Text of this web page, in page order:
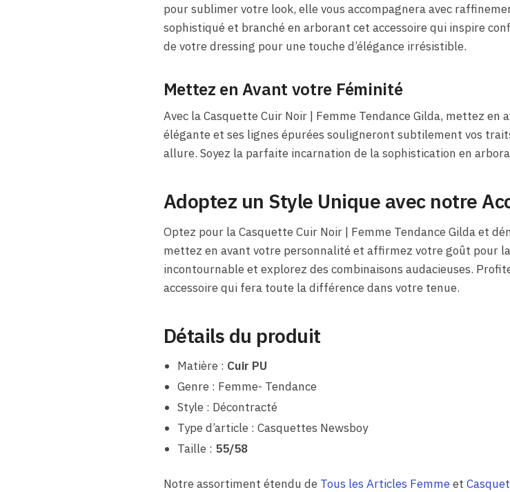
pour sublimer votre look, elle vous accompagnera avec
sophistiqué et branché en arborant cet accessoire qui inspire
de votre dressing pour une touche d’élégance irrésistible.
Mettez en Avant votre Féminité
Avec la Casquette Cuir Noir | Femme Tendance Gilda, mettez
élégante et ses lignes épurées souligneront subtilement vos
allure. Soyez la parfaite incarnation de la sophistication en
Adoptez un Style Unique avec notre
Optez pour la Casquette Cuir Noir | Femme Tendance Gilda et
mettez en avant votre personnalité et affirmez votre goût pour
incontournable et explorez des combinaisons audacieuses.
accessoire qui fera toute la différence dans votre tenue.
Détails du produit
Matière : Cuir PU
Genre : Femme- Tendance
Style : Décontracté
Type d’article : Casquettes Newsboy
Taille : 55/58
Notre assortiment étendu de Tous les Articles Femmeet